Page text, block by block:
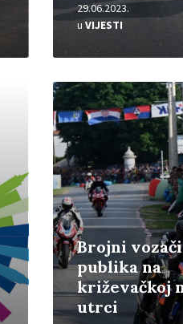
29.06.2023.
u VIJESTI
Brojni
publika na
križevačkoj
utrci
Pročitajte
više